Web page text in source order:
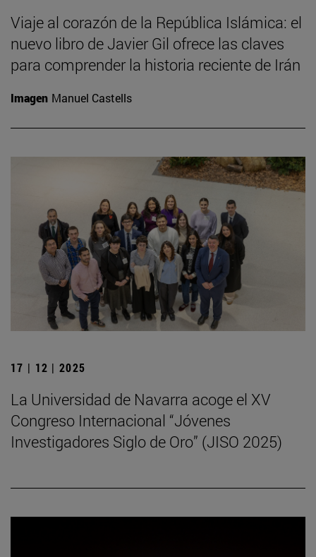
Viaje al corazón de la República Islámica: el
nuevo libro de Javier Gil ofrece las claves
para comprender la historia reciente de Irán
Imagen Manuel Castells
17 | 12 | 2025
La Universidad de Navarra acoge el XV
Congreso Internacional “Jóvenes
Investigadores Siglo de Oro” (JISO 2025)